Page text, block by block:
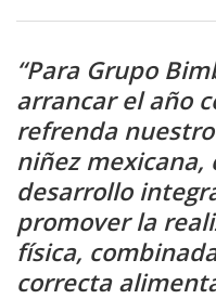
“Para Grupo
arrancar el año
refrenda
niñez
desarrollo
promover la
física,
correcta